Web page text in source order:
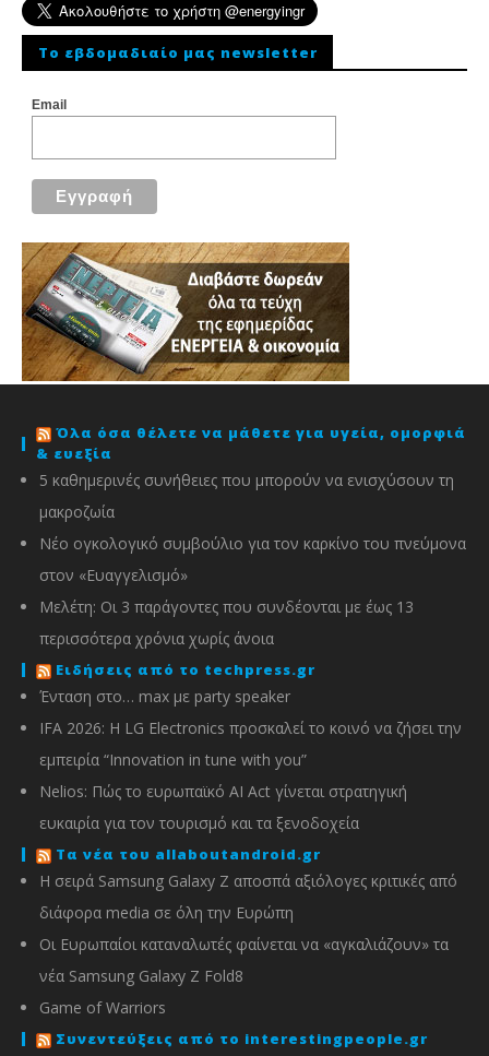
To εβδομαδιαίο μας newsletter
Email
Όλα όσα θέλετε να μάθετε για υγεία, ομορφιά
& ευεξία
5 καθημερινές συνήθειες που μπορούν να ενισχύσουν τη
μακροζωία
Νέο ογκολογικό συμβούλιο για τον καρκίνο του πνεύμονα
στον «Ευαγγελισμό»
Μελέτη: Οι 3 παράγοντες που συνδέονται με έως 13
περισσότερα χρόνια χωρίς άνοια
Ειδήσεις από το techpress.gr
Ένταση στο… max με party speaker
IFA 2026: Η LG Electronics προσκαλεί το κοινό να ζήσει την
εμπειρία “Innovation in tune with you”
Nelios: Πώς το ευρωπαϊκό AI Act γίνεται στρατηγική
ευκαιρία για τον τουρισμό και τα ξενοδοχεία
Τα νέα του allaboutandroid.gr
Η σειρά Samsung Galaxy Z αποσπά αξιόλογες κριτικές από
διάφορα media σε όλη την Ευρώπη
Οι Ευρωπαίοι καταναλωτές φαίνεται να «αγκαλιάζουν» τα
νέα Samsung Galaxy Z Fold8
Game of Warriors
Συνεντεύξεις από το interestingpeople.gr